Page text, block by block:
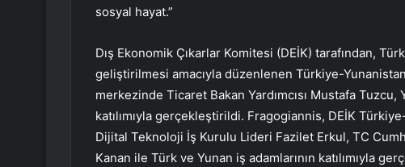
sosyal hayat.”
Dış Ekonomik Çıkarlar Komitesi (DEİK) tarafından,
geliştirilmesi amacıyla düzenlenen Türkiye-Yunanistan
merkezinde Ticaret Bakan Yardımcısı Mustafa Tuzcu,
katılımıyla gerçekleştirildi. Fragogiannis, DEİK
Dijital Teknoloji İş Kurulu Lideri Fazilet Erkul, TC
Kanan ile Türk ve Yunan iş adamlarının katılımıyla